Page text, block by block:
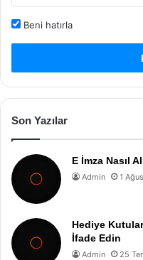
Beni hatırla
Son Yazılar
E İmza Nasıl
Admin 1
Hediye
İfade Edin
Admin 25